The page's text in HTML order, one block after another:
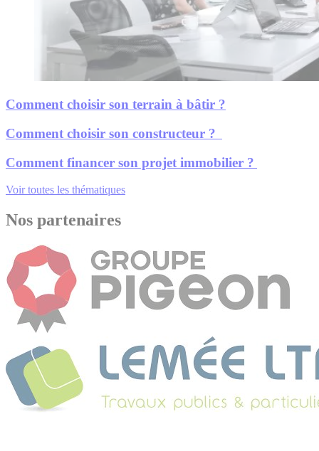
Comment choisir son terrain à bâtir ?
Comment choisir son constructeur ?
Comment financer son projet immobilier ?
Voir toutes les thématiques
Nos partenaires